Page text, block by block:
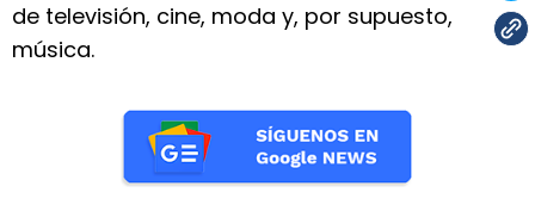
de televisión, cine, moda y, por supuesto,
música.